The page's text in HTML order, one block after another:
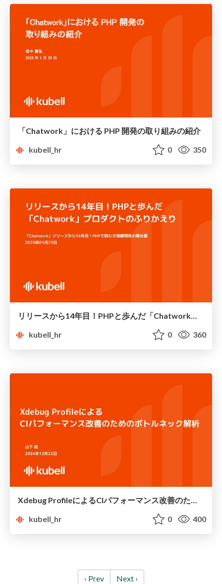
「Chatwork」における PHP 開発の取り組みの紹介
kubell_hr
0 350
kubell_hr
0 360
Xdebug ProfileによるCIパフォーマンス改善のためのボトルネック解析
kubell_hr
0 400
‹ Prev Next ›